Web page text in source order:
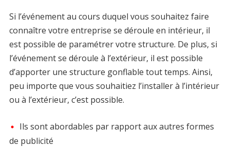
Si l’événement au cours duquel vous souhaitez faire
connaître votre entreprise se déroule en intérieur, il
est possible de paramétrer votre structure. De plus, si
l’événement se déroule à l’extérieur, il est possible
d’apporter une structure gonflable tout temps. Ainsi,
peu importe que vous souhaitiez l’installer à l’intérieur
ou à l’extérieur, c’est possible.
Ils sont abordables par rapport aux autres formes
de publicité